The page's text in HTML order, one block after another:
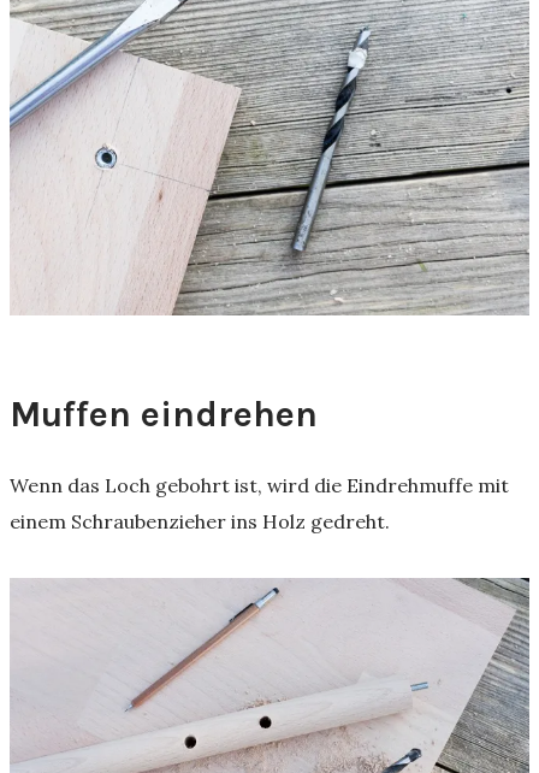
Muffen eindrehen
Wenn das Loch gebohrt ist, wird die Eindrehmuffe mit
einem Schraubenzieher ins Holz gedreht.